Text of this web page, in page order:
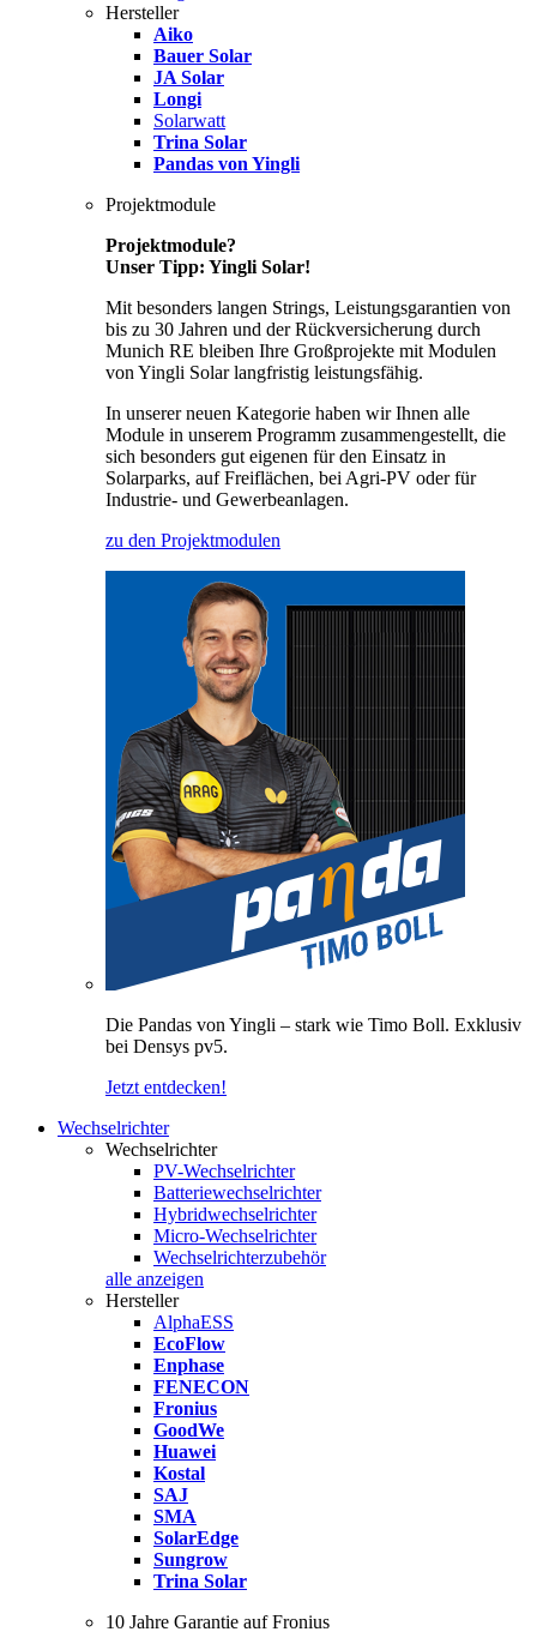
Hersteller
Aiko
Bauer Solar
JA Solar
Longi
Solarwatt
Trina Solar
Pandas von Yingli
Projektmodule
Projektmodule?
Unser Tipp: Yingli Solar!
Mit besonders langen Strings, Leistungsgarantien von
bis zu 30 Jahren und der Rückversicherung durch
Munich RE bleiben Ihre Großprojekte mit Modulen
von Yingli Solar langfristig leistungsfähig.
In unserer neuen Kategorie haben wir Ihnen alle
Module in unserem Programm zusammengestellt, die
sich besonders gut eigenen für den Einsatz in
Solarparks, auf Freiflächen, bei Agri-PV oder für
Industrie- und Gewerbeanlagen.
zu den Projektmodulen
Die Pandas von Yingli – stark wie Timo Boll. Exklusiv
bei Densys pv5.
Jetzt entdecken!
Wechselrichter
Wechselrichter
PV-Wechselrichter
Batteriewechselrichter
Hybridwechselrichter
Micro-Wechselrichter
Wechselrichterzubehör
alle anzeigen
Hersteller
AlphaESS
EcoFlow
Enphase
FENECON
Fronius
GoodWe
Huawei
Kostal
SAJ
SMA
SolarEdge
Sungrow
Trina Solar
10 Jahre Garantie auf Fronius